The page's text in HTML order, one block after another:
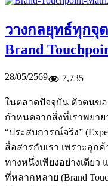
วางกลยุทธ์ทุกจุ
Brand
28/05/2569 7,735
ในตลาดปัจจุบัน ตัวตนขอ
กำหนดจากสิ่งที่เราพยา
“ประสบการณ์จริง”
สื่อสารกับเรา เพราะลูก
ทางหนึ่งเพียงอย่างเดีย
ที่หลากหลาย (Brand